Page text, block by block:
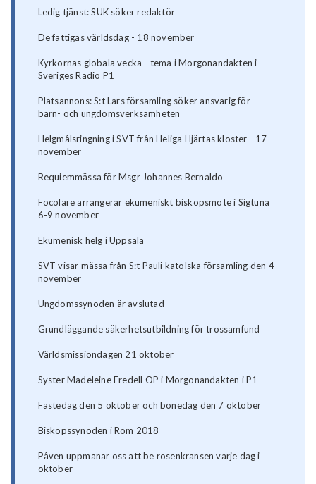
Ledig tjänst: SUK söker redaktör
De fattigas världsdag - 18 november
Kyrkornas globala vecka - tema i Morgonandakten i
Sveriges Radio P1
Platsannons: S:t Lars församling söker ansvarig för
barn- och ungdomsverksamheten
Helgmålsringning i SVT från Heliga Hjärtas kloster - 17
november
Requiemmässa för Msgr Johannes Bernaldo
Focolare arrangerar ekumeniskt biskopsmöte i Sigtuna
6-9 november
Ekumenisk helg i Uppsala
SVT visar mässa från S:t Pauli katolska församling den 4
november
Ungdomssynoden är avslutad
Grundläggande säkerhetsutbildning för trossamfund
Världsmissiondagen 21 oktober
Syster Madeleine Fredell OP i Morgonandakten i P1
Fastedag den 5 oktober och bönedag den 7 oktober
Biskopssynoden i Rom 2018
Påven uppmanar oss att be rosenkransen varje dag i
oktober